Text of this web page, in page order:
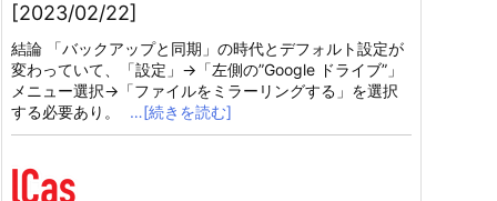
[2023/02/22]
結論 「バックアップと同期」の時代とデフォルト設定が
変わっていて、「設定」→「左側の”Google ドライブ”」
メニュー選択→「ファイルをミラーリングする」を選択
する必要あり。
…[続きを読む]